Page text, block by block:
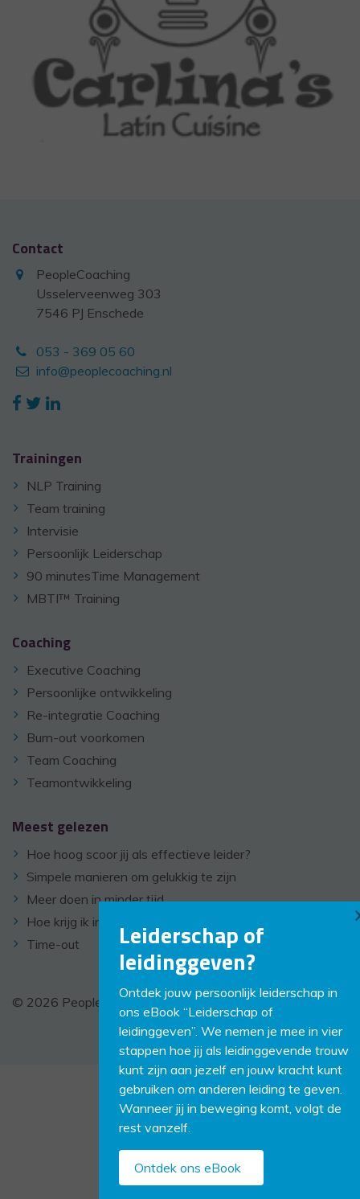
Contact
PeopleCoaching
Usselerveenweg 303
7546 PJ Enschede
053 - 369 05 60
info@peoplecoaching.nl
Trainingen
NLP Training
Team training
Intervisie
Persoonlijk Leiderschap
90 minutesTime Management
MBTI™ Training
Coaching
Executive Coaching
Persoonlijke ontwikkeling
Re-integratie Coaching
Burn-out voorkomen
Team Coaching
Teamontwikkeling
Meest gelezen
Hoe hoog scoor jij als effectieve leider?
Simpele manieren om gelukkig te zijn
Meer doen in minder tijd
Hoe krijg ik inspiratie
Time-out
© 2026 PeopleCoaching -Disclaimer- Links
Leiderschap of
leidinggeven?
Ontdek jouw persoonlijk leiderschap in
ons eBook “Leiderschap of
leidinggeven”. We nemen je mee in vier
stappen hoe jij als leidinggevende trouw
kunt zijn aan jezelf en jouw kracht kunt
gebruiken om anderen leiding te geven.
Wanneer jij in beweging komt, volgt de
rest vanzelf.
Ontdek ons eBook